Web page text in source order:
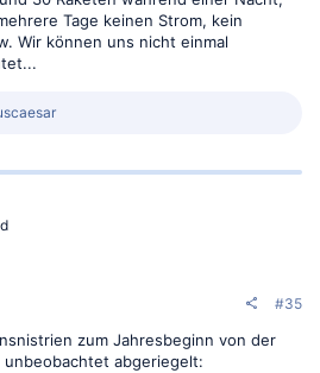
Tage keinen Strom, kein
Wir können uns nicht einmal
#35
zum Jahresbeginn von der
abgeriegelt: